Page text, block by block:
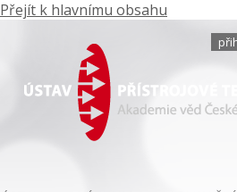
Přejít k hlavnímu obsahu